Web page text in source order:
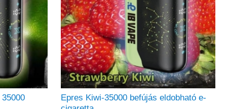
Epres Kiwi-35000 befújás eldobható e-